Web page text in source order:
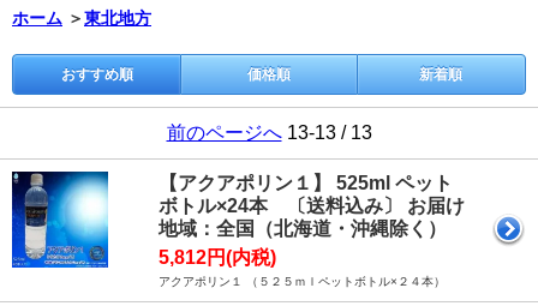
ホーム ＞東北地方
おすすめ順 価格順 新着順
前のページへ13-13 / 13
【アクアポリン１】 525ml ペット
ボトル×24本 〔送料込み〕 お届け
地域：全国（北海道・沖縄除く）
5,812円(内税)
アクアポリン１ （５２５ｍｌペットボトル×２４本）